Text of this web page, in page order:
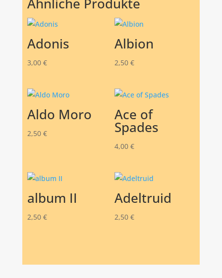
Ähnliche Produkte
Adonis
3,00 €
Albion
2,50 €
Aldo Moro
2,50 €
Ace of
Spades
4,00 €
album II
2,50 €
Adeltruid
2,50 €